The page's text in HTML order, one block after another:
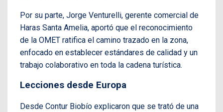
Por su parte, Jorge Venturelli, gerente comercial de
Haras Santa Amelia, aportó que el reconocimiento
de la OMET ratifica el camino trazado en la zona,
enfocado en establecer estándares de calidad y un
trabajo colaborativo en toda la cadena turística.
Lecciones desde Europa
Desde Contur Biobío explicaron que se trató de una